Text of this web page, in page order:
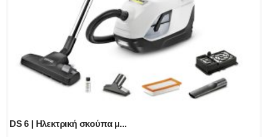
DS 6 | Ηλεκτρική σκούπα μ...